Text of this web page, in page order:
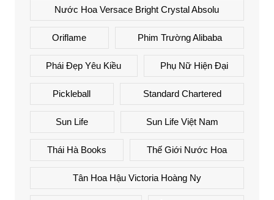
Nước Hoa Versace Bright Crystal Absolu
Oriflame Phim Trường Alibaba
Phái Đẹp Yêu Kiều Phụ Nữ Hiện Đại
Pickleball Standard Chartered
Sun Life Sun Life Việt Nam
Thái Hà Books Thế Giới Nước Hoa
Tân Hoa Hậu Victoria Hoàng Ny